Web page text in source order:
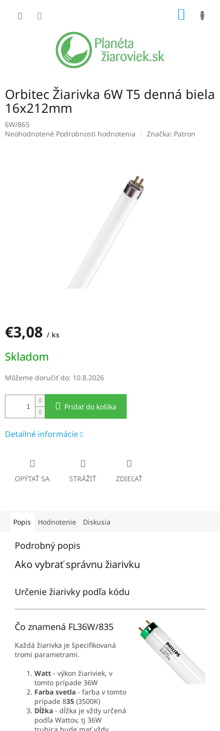
Orbitec Žiarivka 6W T5 denná biela
16x212mm
6W/865
Priemerné
Neohodnotené Podrobnosti hodnotenia Značka: Patron
€3,08 / ks
cena:
Skladom
Môžeme doručiť do: 10.8.2026
Pridať do košíka
Detailné informácie
OPÝTAŤ SA STRÁŽIŤ ZDIEĽAŤ
Popis Hodnotenie Diskusia
Podrobný popis
Ako vybrať správnu žiarivku
Určenie žiarivky podľa kódu
Čo znamená FL36W/835
Každá žiarivka je špecifikovaná
tromi parametrami.
Watt - výkon žiariviek, v
tomto prípade 36W
Farba svetla - farba v tomto
prípade 835 (3500K)
Dĺžka - dĺžka je vždy určená
podľa Wattov, tj 36W